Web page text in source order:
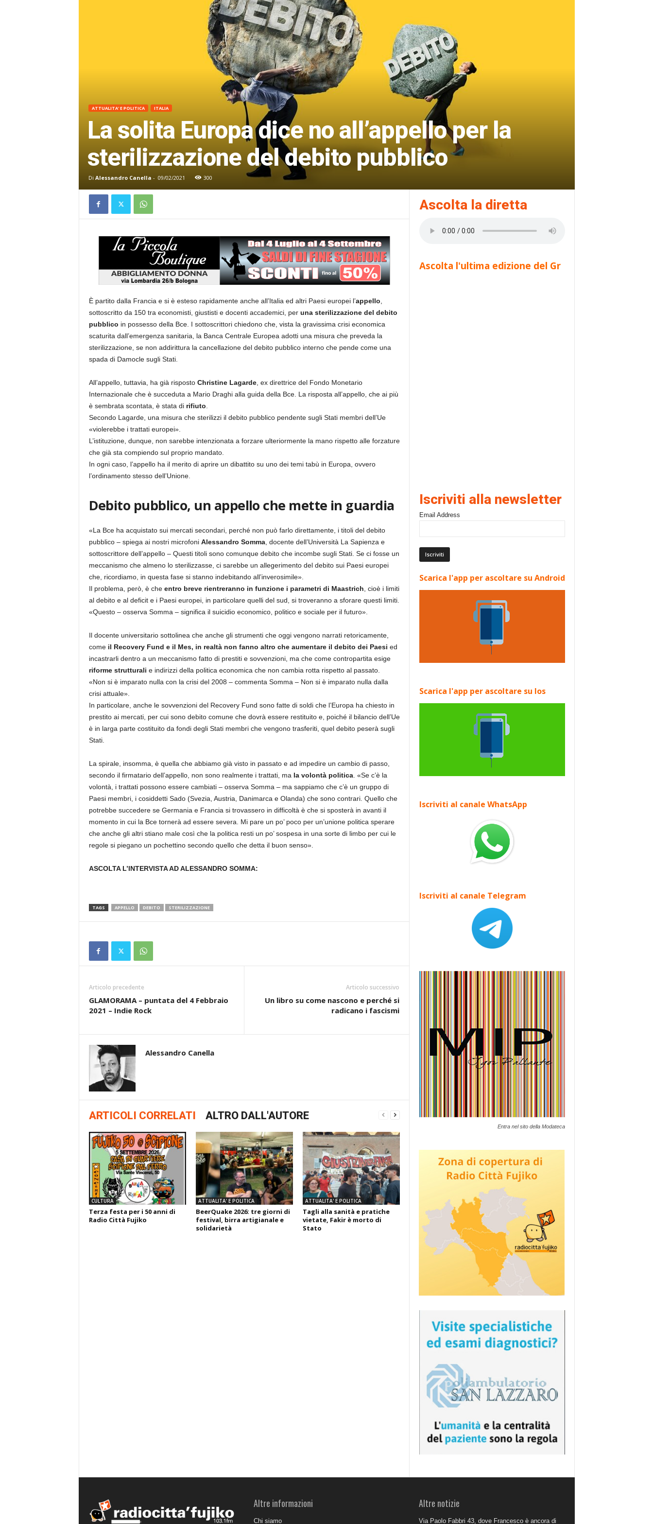
ATTUALITA' E POLITICA ITALIA
La solita Europa dice no all’appello per la
sterilizzazione del debito pubblico
Di Alessandro Canella - 09/02/2021 300
È partito dalla Francia e si è esteso rapidamente anche all’Italia ed altri Paesi europei l’appello
sottoscritto da 150 tra economisti, giustisti e docenti accademici, per una sterilizzazione del debito
pubblico in possesso della Bce. I sottoscrittori chiedono che, vista la gravissima crisi economica
scaturita dall’emergenza sanitaria, la Banca Centrale Europea adotti una misura che preveda la
sterilizzazione, se non addirittura la cancellazione del debito pubblico interno che pende come una
spada di Damocle sugli Stati.
All’appello, tuttavia, ha già risposto Christine Lagarde, ex direttrice del Fondo Monetario
Internazionale che è succeduta a Mario Draghi alla guida della Bce. La risposta all’appello, che ai più
è sembrata scontata, è stata di rifiuto
Secondo Lagarde, una misura che sterilizzi il debito pubblico pendente sugli Stati membri dell’Ue
«violerebbe i trattati europei».
L’istituzione, dunque, non sarebbe intenzionata a forzare ulteriormente la mano rispetto alle forzature
che già sta compiendo sul proprio mandato.
In ogni caso, l’appello ha il merito di aprire un dibattito su uno dei temi tabù in Europa, ovvero
l’ordinamento stesso dell’Unione.
Debito pubblico, un appello che mette in guardia
«La Bce ha acquistato sui mercati secondari, perché non può farlo direttamente, i titoli del debito
pubblico – spiega ai nostri microfoni Alessandro Somma, docente dell’Università La Sapienza e
sottoscrittore dell’appello – Questi titoli sono comunque debito che incombe sugli Stati. Se ci fosse un
meccanismo che almeno lo sterilizzasse, ci sarebbe un allegerimento del debito sui Paesi europei
che, ricordiamo, in questa fase si stanno indebitando all’inverosimile».
Il problema, però, è che entro breve rientreranno in funzione i parametri di Maastrich , cioè i limiti
al debito e al deficit e i Paesi europei, in particolare quelli del sud, si troveranno a sforare questi limiti.
«Questo – osserva Somma – significa il suicidio economico, politico e sociale per il futuro».
Il docente universitario sottolinea che anche gli strumenti che oggi vengono narrati retoricamente,
comeil Recovery Fund e il Mes, in realtà non fanno altro che aumentare il debito dei Paesi ed
incastrarli dentro a un meccanismo fatto di prestiti e sovvenzioni, ma che come contropartita esige
riforme strutturali e indirizzi della politica economica che non cambia rotta rispetto al passato.
«Non si è imparato nulla con la crisi del 2008 – commenta Somma – Non si è imparato nulla dalla
crisi attuale».
In particolare, anche le sovvenzioni del Recovery Fund sono fatte di soldi che l’Europa ha chiesto in
prestito ai mercati, per cui sono debito comune che dovrà essere restituito e, poiché il bilancio dell’Ue
è in larga parte costituito da fondi degli Stati membri che vengono trasferiti, quel debito peserà sugli
Stati.
La spirale, insomma, è quella che abbiamo già visto in passato e ad impedire un cambio di passo,
secondo il firmatario dell’appello, non sono realmente i trattati, ma la volontà politica. «Se c’è la
volontà, i trattati possono essere cambiati – osserva Somma – ma sappiamo che c’è un gruppo di
Paesi membri, i cosiddetti Sado (Svezia, Austria, Danimarca e Olanda) che sono contrari. Quello che
potrebbe succedere se Germania e Francia si trovassero in difficoltà è che si sposterà in avanti il
momento in cui la Bce tornerà ad essere severa. Mi pare un po’ poco per un’unione politica sperare
che anche gli altri stiano male così che la politica resti un po’ sospesa in una sorte di limbo per cui le
regole si piegano un pochettino secondo quello che detta il buon senso».
ASCOLTA L’INTERVISTA AD ALESSANDRO SOMMA:
TAGS APPELLO DEBITO STERILIZZAZIONE
Articolo precedente
GLAMORAMA – puntata del 4 Febbraio
2021 – Indie Rock
Articolo successivo
Un libro su come nascono e perché si
radicano i fascismi
Alessandro Canella
ARTICOLI CORRELATI ALTRO DALL'AUTORE
CULTURA
Terza festa per i 50 anni di
Radio Città Fujiko
ATTUALITA' E POLITICA
BeerQuake 2026: tre giorni di
festival, birra artigianale e
solidarietà
ATTUALITA' E POLITICA
Tagli alla sanità e pratiche
vietate, Fakir è morto di
Stato
Ascolta la diretta
Ascolta l'ultima edizione del Gr
Iscriviti alla newsletter
Email Address
Scarica l'app per ascoltare su Android
Scarica l'app per ascoltare su Ios
Iscriviti al canale WhatsApp
Iscriviti al canale Telegram
Entra nel sito della Modateca
Altre informazioni
Chi siamo
Altre notizie
Via Paolo Fabbri 43, dove Francesco è ancora di